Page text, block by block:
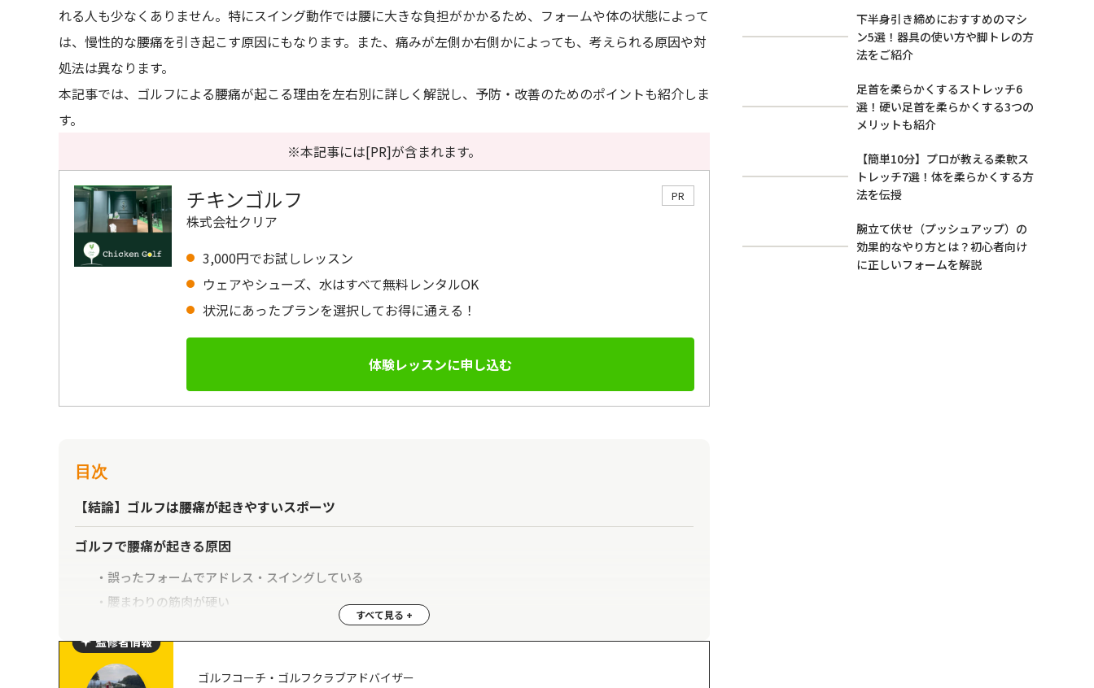
れる人も少なくありません。特にスイング動作では腰に大きな負担がかかるため、フォームや体の状態によって
は、慢性的な腰痛を引き起こす原因にもなります。また、痛みが左側か右側かによっても、考えられる原因や対
処法は異なります。
本記事では、ゴルフによる腰痛が起こる理由を左右別に詳しく解説し、予防・改善のためのポイントも紹介しま
す。
※本記事には[PR]が含まれます。
チキンゴルフ
株式会社クリア
3,000円でお試しレッスン
ウェアやシューズ、水はすべて無料レンタルOK
状況にあったプランを選択してお得に通える！
体験レッスンに申し込む
PR
目次
【結論】ゴルフは腰痛が起きやすいスポーツ
ゴルフで腰痛が起きる原因
誤ったフォームでアドレス・スイングしている
腰まわりの筋肉が硬い
ゴルフで腰痛を起こさないためのポイント
監修者情報
ゴルフコーチ・ゴルフクラブアドバイザー
下半身引き締めにおすすめのマシ
ン5選！器具の使い方や脚トレの方
法をご紹介
足首を柔らかくするストレッチ6
選！硬い足首を柔らかくする3つの
メリットも紹介
【簡単10分】プロが教える柔軟ス
トレッチ7選！体を柔らかくする方
法を伝授
腕立て伏せ（プッシュアップ）の
効果的なやり方とは？初心者向け
に正しいフォームを解説